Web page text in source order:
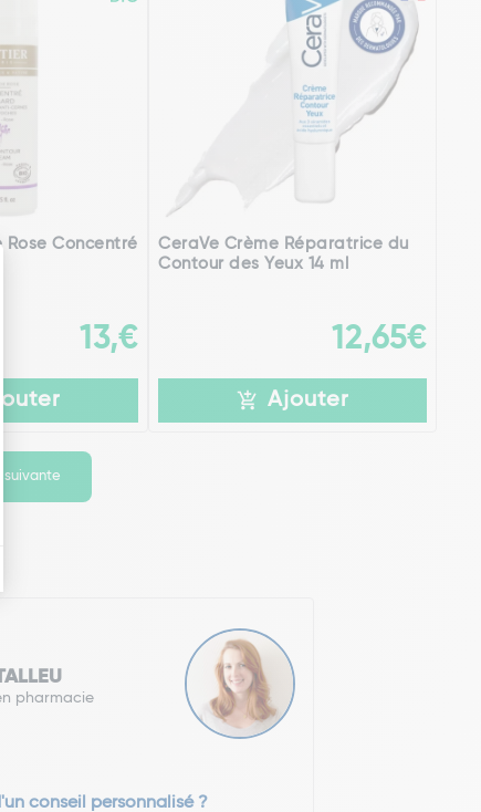
Concentré
13,€
CeraVe Crème Réparatrice du
Contour des Yeux 14 ml
12,65€
Ajouter
suivante
pharmacie
conseil personnalisé ?